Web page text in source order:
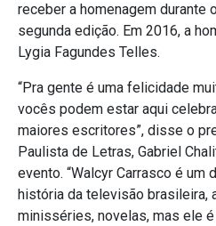
receber a homenagem durante
segunda edição. Em 2016, a
Lygia Fagundes Telles.
“Pra gente é uma felicidade
vocês podem estar aqui
maiores escritores”, disse o
Paulista de Letras, Gabriel
evento. “Walcyr Carrasco é um
história da televisão brasileira,
minisséries, novelas, mas ele